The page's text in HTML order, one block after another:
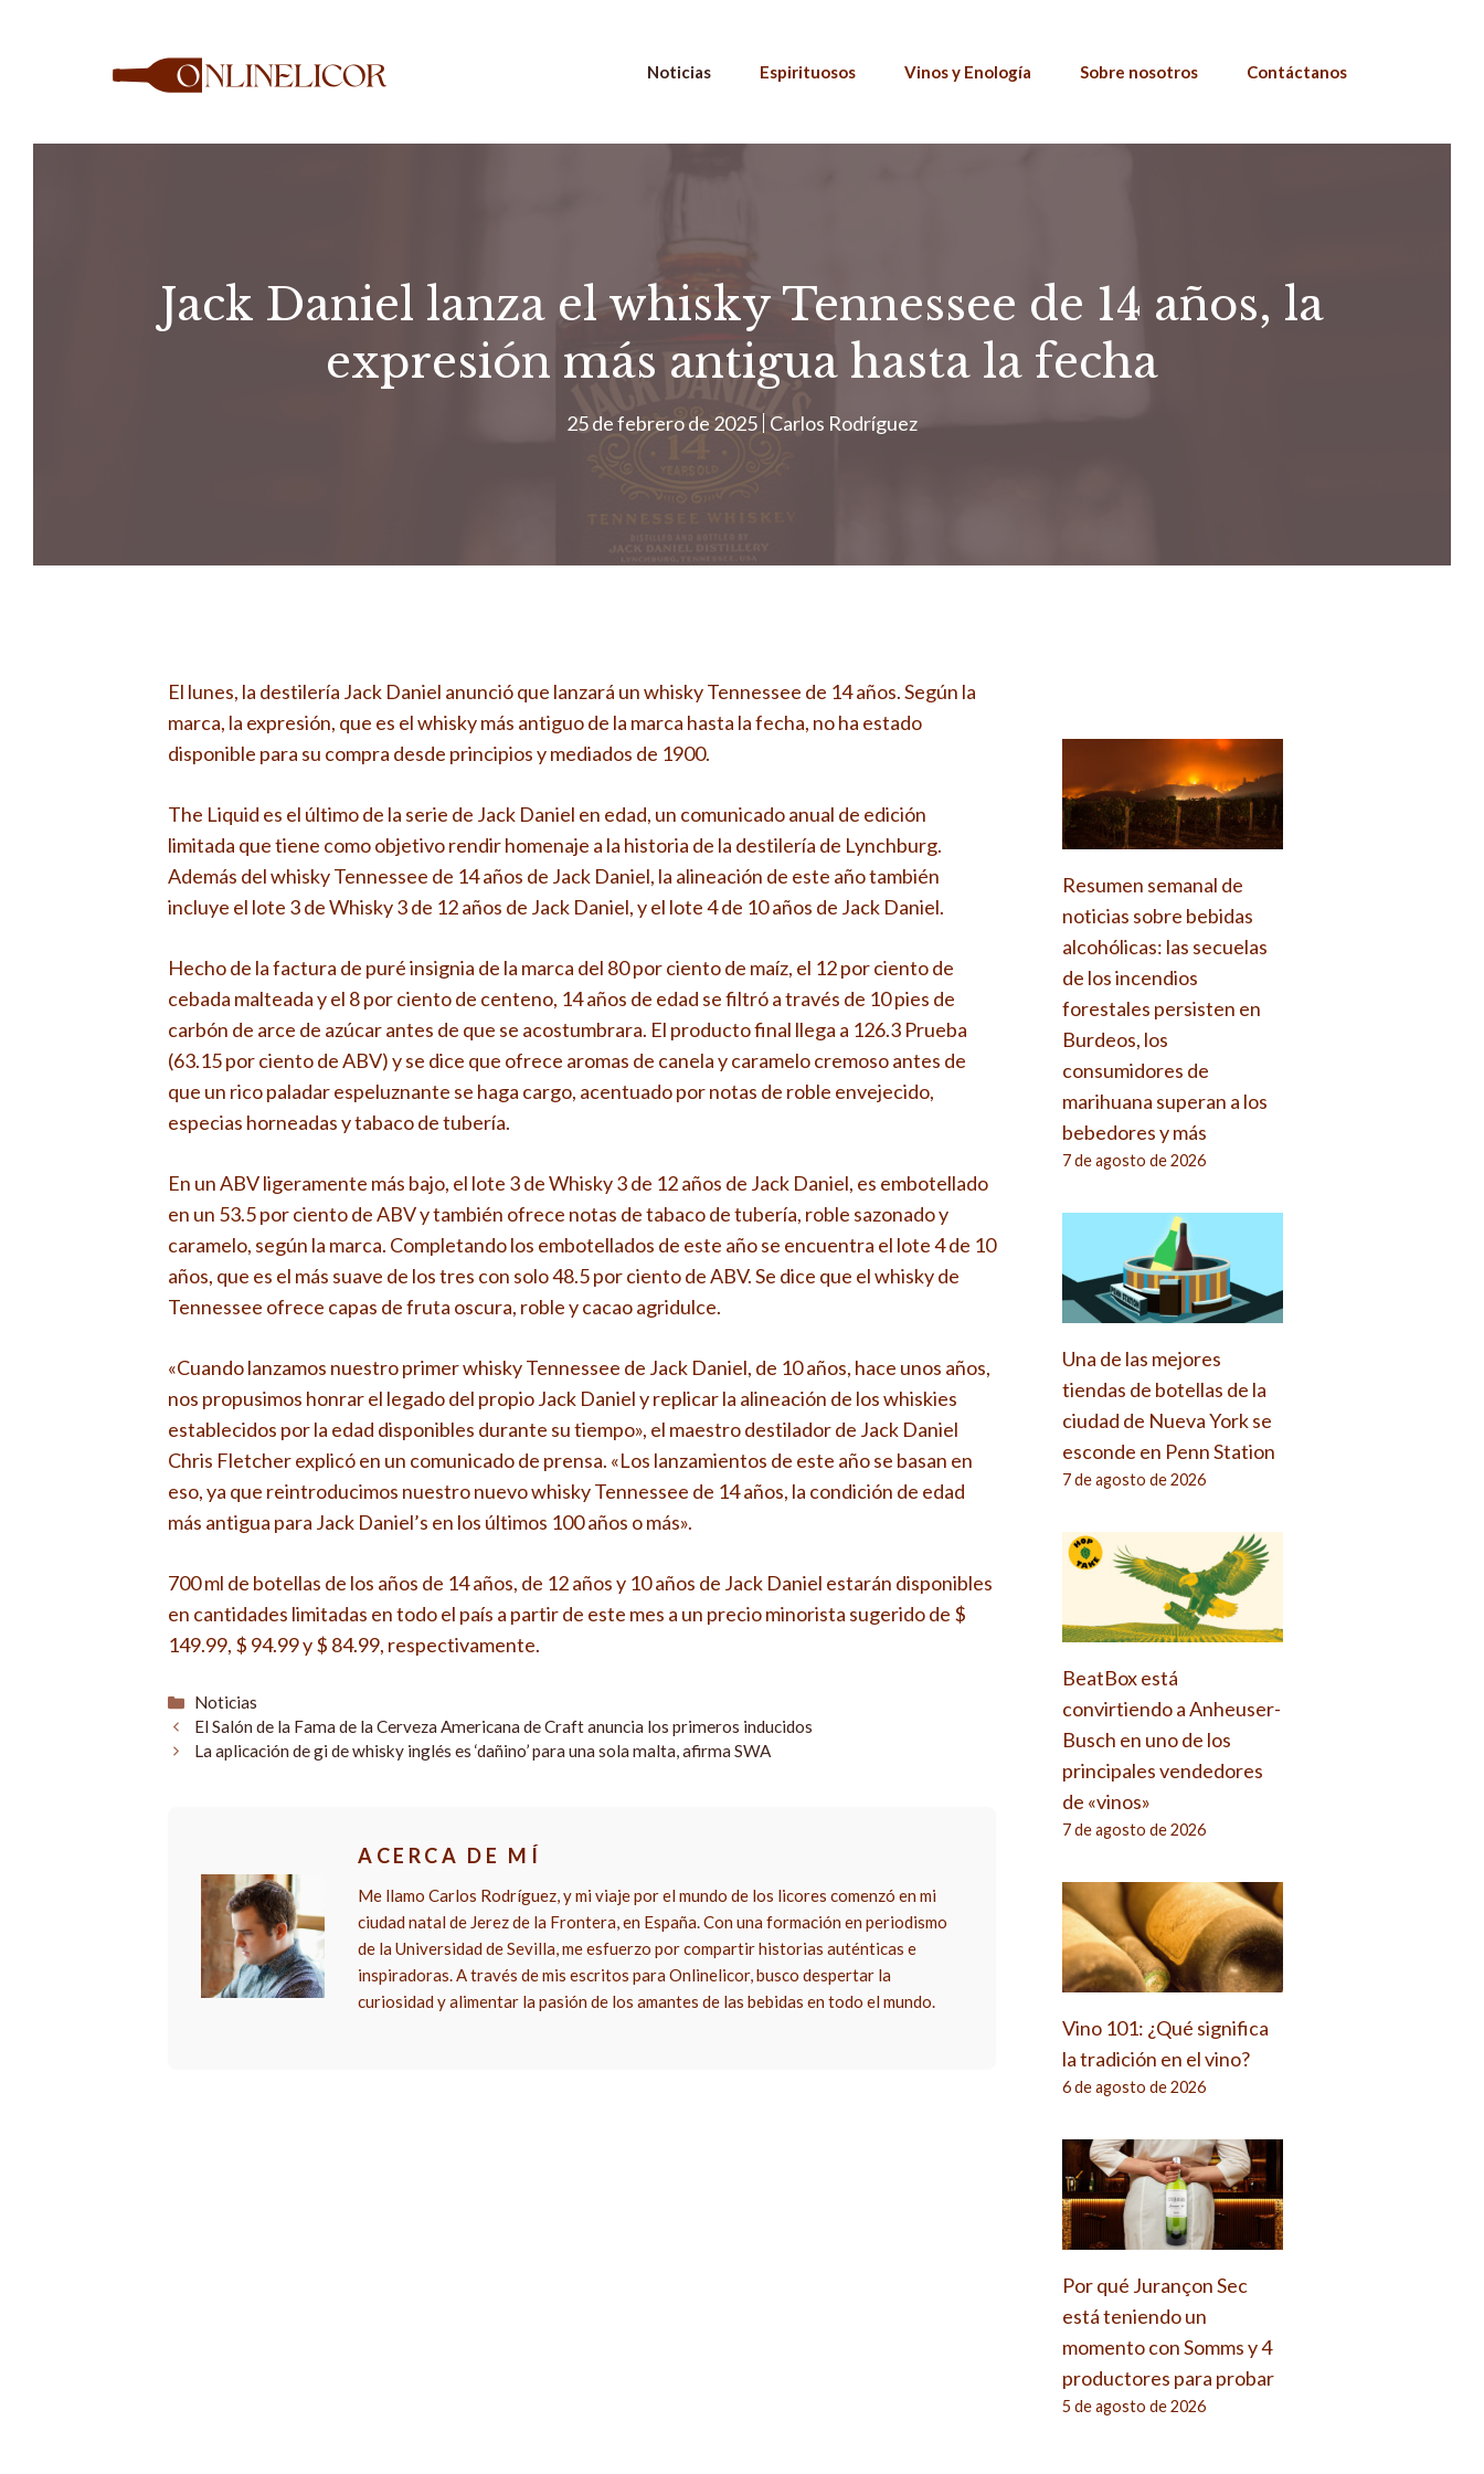
Noticias Espirituosos Vinos y Enología Sobre nosotros Contáctanos
Jack Daniel lanza el whisky Tennessee de 14 años, la
expresión más antigua hasta la fecha
25 de febrero de 2025 Carlos Rodríguez
El lunes, la destilería Jack Daniel anunció que lanzará un whisky Tennessee de 14 años. Según la
marca, la expresión, que es el whisky más antiguo de la marca hasta la fecha, no ha estado
disponible para su compra desde principios y mediados de 1900.
The Liquid es el último de la serie de Jack Daniel en edad, un comunicado anual de edición
limitada que tiene como objetivo rendir homenaje a la historia de la destilería de Lynchburg.
Además del whisky Tennessee de 14 años de Jack Daniel, la alineación de este año también
incluye el lote 3 de Whisky 3 de 12 años de Jack Daniel, y el lote 4 de 10 años de Jack Daniel.
Hecho de la factura de puré insignia de la marca del 80 por ciento de maíz, el 12 por ciento de
cebada malteada y el 8 por ciento de centeno, 14 años de edad se filtró a través de 10 pies de
carbón de arce de azúcar antes de que se acostumbrara. El producto final llega a 126.3 Prueba
(63.15 por ciento de ABV) y se dice que ofrece aromas de canela y caramelo cremoso antes de
que un rico paladar espeluznante se haga cargo, acentuado por notas de roble envejecido,
especias horneadas y tabaco de tubería.
En un ABV ligeramente más bajo, el lote 3 de Whisky 3 de 12 años de Jack Daniel, es embotellado
en un 53.5 por ciento de ABV y también ofrece notas de tabaco de tubería, roble sazonado y
caramelo, según la marca. Completando los embotellados de este año se encuentra el lote 4 de 10
años, que es el más suave de los tres con solo 48.5 por ciento de ABV. Se dice que el whisky de
Tennessee ofrece capas de fruta oscura, roble y cacao agridulce.
«Cuando lanzamos nuestro primer whisky Tennessee de Jack Daniel, de 10 años, hace unos años,
nos propusimos honrar el legado del propio Jack Daniel y replicar la alineación de los whiskies
establecidos por la edad disponibles durante su tiempo», el maestro destilador de Jack Daniel
Chris Fletcher explicó en un comunicado de prensa. «Los lanzamientos de este año se basan en
eso, ya que reintroducimos nuestro nuevo whisky Tennessee de 14 años, la condición de edad
más antigua para Jack Daniel’s en los últimos 100 años o más».
700 ml de botellas de los años de 14 años, de 12 años y 10 años de Jack Daniel estarán disponibles
en cantidades limitadas en todo el país a partir de este mes a un precio minorista sugerido de $
149.99, $ 94.99 y $ 84.99, respectivamente.
Categorías
Noticias
El Salón de la Fama de la Cerveza Americana de Craft anuncia los primeros inducidos
La aplicación de gi de whisky inglés es ‘dañino’ para una sola malta, afirma SWA
ACERCA DE MÍ
Me llamo Carlos Rodríguez, y mi viaje por el mundo de los licores comenzó en mi
ciudad natal de Jerez de la Frontera, en España. Con una formación en periodismo
de la Universidad de Sevilla, me esfuerzo por compartir historias auténticas e
inspiradoras. A través de mis escritos para Onlinelicor, busco despertar la
curiosidad y alimentar la pasión de los amantes de las bebidas en todo el mundo.
Resumen semanal de
noticias sobre bebidas
alcohólicas: las secuelas
de los incendios
forestales persisten en
Burdeos, los
consumidores de
marihuana superan a los
bebedores y más
7 de agosto de 2026
Una de las mejores
tiendas de botellas de la
ciudad de Nueva York se
esconde en Penn Station
7 de agosto de 2026
BeatBox está
convirtiendo a Anheuser-
Busch en uno de los
principales vendedores
de «vinos»
7 de agosto de 2026
Vino 101: ¿Qué significa
la tradición en el vino?
6 de agosto de 2026
Por qué Jurançon Sec
está teniendo un
momento con Somms y 4
productores para probar
5 de agosto de 2026